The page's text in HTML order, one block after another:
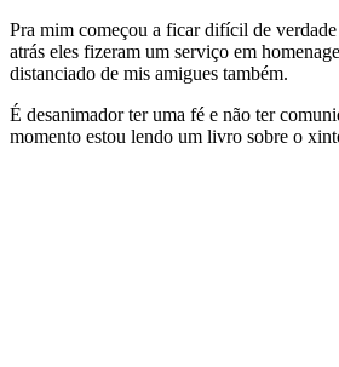
Pra mim começou a ficar difícil de verdade
atrás eles fizeram um serviço em
distanciado de mis amigues também.
É desanimador ter uma fé e não ter
momento estou lendo um livro sobre o